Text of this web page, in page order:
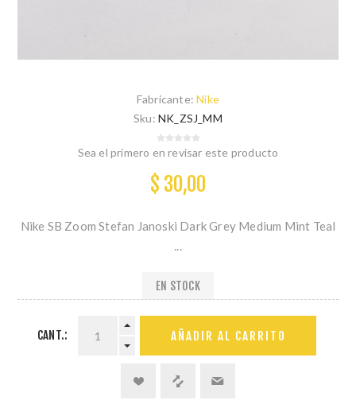
Fabricante: Nike
Sku: NK_ZSJ_MM
Sea el primero en revisar este producto
$ 30,00
Nike SB Zoom Stefan Janoski Dark Grey Medium Mint Teal
...
EN STOCK
CANT.: AÑADIR AL CARRITO